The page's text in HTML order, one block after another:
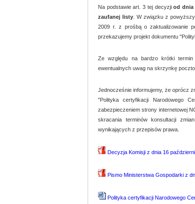
Na podstawie art. 3 tej decyzjiod dnia
zaufanej listy. W związku z
2009 r. z prośbą o zaktualizowanie
przekazujemy projekt dokumentu
Ze względu na bardzo krótki termin
ewentualnych uwag na skrzynkę
Jednocześnie informujemy, że oprócz
"Polityka certyfikacji Narodowego
zabezpieczeniem strony internetowej
skracania terminów konsultacji
wynikających z przepisów prawa.
Decyzja Komisji z dnia 16
Pismo Ministerstwa Gospodarki z
Polityka certyfikacji Narodowego